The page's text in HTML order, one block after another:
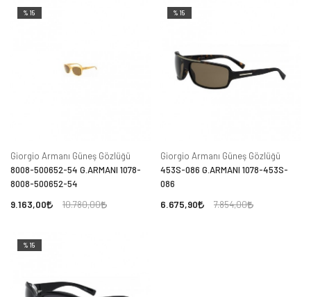
%15
Giorgio Armanı Güneş Gözlüğü
8008-500652-54 G.ARMANI 1078-
8008-500652-54
9.163,00 10.780,00
%15
Giorgio Armanı Güneş Gözlüğü
453S-086 G.ARMANI 1078-453S-
086
6.675,90 7.854,00
%15